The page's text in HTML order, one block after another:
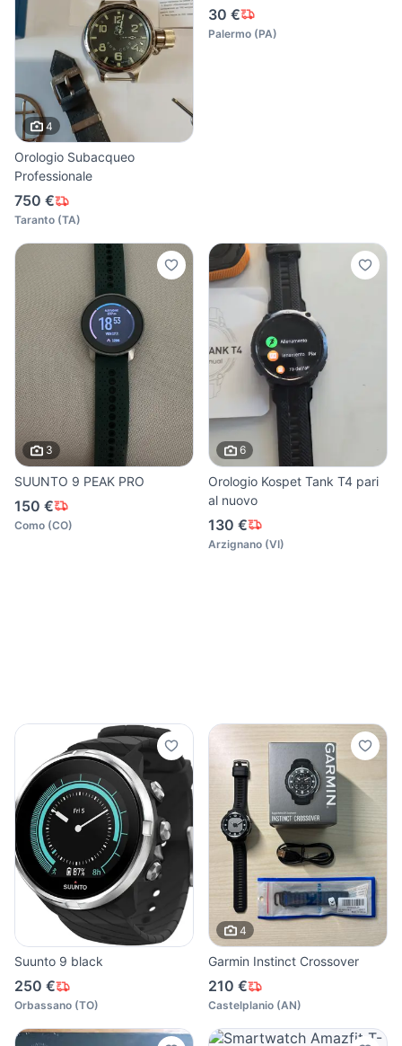
4
Orologio Subacqueo
Professionale
750 €
Taranto (TA)
30 €
Palermo (PA)
3
SUUNTO 9 PEAK PRO
150 €
Como (CO)
6
Orologio Kospet Tank T4 pari
al nuovo
130 €
Arzignano (VI)
Suunto 9 black
250 €
Orbassano (TO)
4
Garmin Instinct Crossover
210 €
Castelplanio (AN)